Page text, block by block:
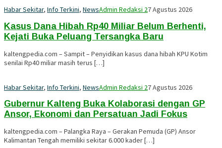
Habar Sekitar, Info Terkini, NewsAdmin Redaksi 27 Agustus 2026
Kasus Dana Hibah Rp40 Miliar Belum Berhenti,
Kejati Buka Peluang Tersangka Baru
kaltengpedia.com – Sampit – Penyidikan kasus dana hibah KPU Kotim
senilai Rp40 miliar masih terus […]
Habar Sekitar, Info Terkini, NewsAdmin Redaksi 27 Agustus 2026
Gubernur Kalteng Buka Kolaborasi dengan GP
Ansor, Ekonomi dan Persatuan Jadi Fokus
kaltengpedia.com – Palangka Raya – Gerakan Pemuda (GP) Ansor
Kalimantan Tengah memiliki sekitar 6.000 kader […]